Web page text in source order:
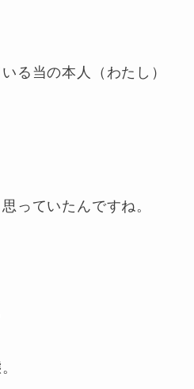
る当の本人（わたし）
っていたんですね。